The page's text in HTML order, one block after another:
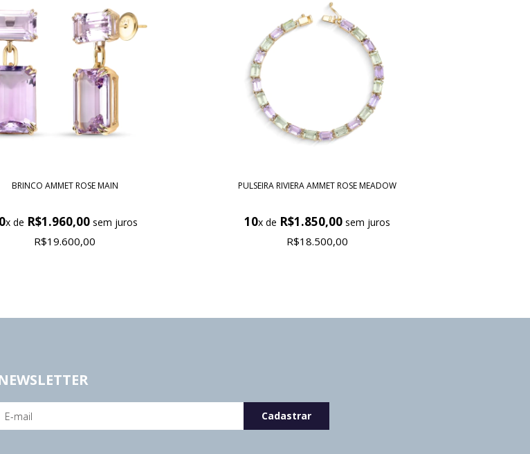
BRINCO AMMET ROSE MAIN
x de R$1.960,00 sem juros
R$19.600,00
PULSEIRA RIVIERA AMMET ROSE MEADOW
10x de R$1.850,00sem juros
R$18.500,00